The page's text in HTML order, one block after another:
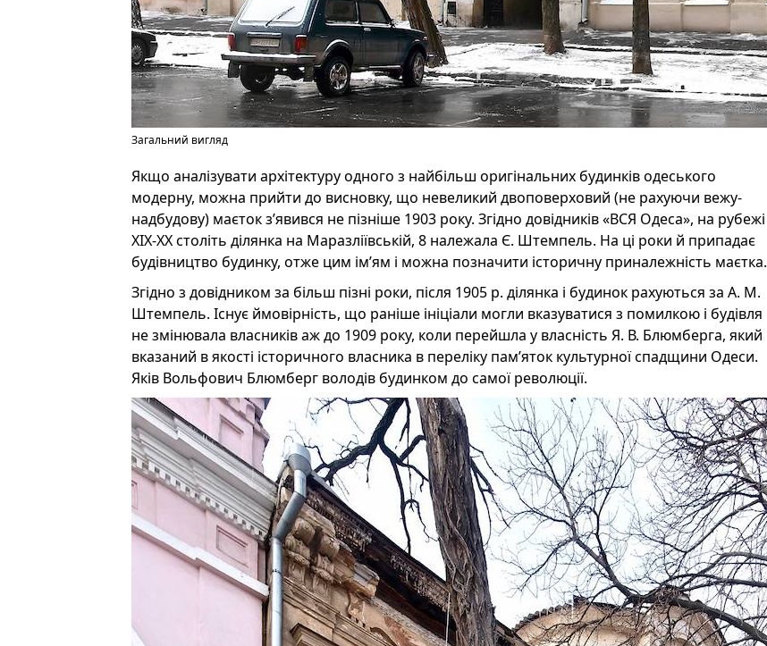
Загальний вигляд
Якщо аналізувати архітектуру одного з найбільш оригінальних будинків одеського
модерну, можна прийти до висновку, що невеликий двоповерховий (не рахуючи вежу-
надбудову) маєток з’явився не пізніше 1903 року. Згідно довідників «ВСЯ Одеса», на рубежі
XIX-XX століть ділянка на Маразліївській, 8 належала Є. Штемпель. На ці роки й припадає
будівництво будинку, отже цим ім’ям і можна позначити історичну приналежність маєтка.
Згідно з довідником за більш пізні роки, після 1905 р. ділянка і будинок рахуються за А. М.
Штемпель. Існує ймовірність, що раніше ініціали могли вказуватися з помилкою і будівля
не змінювала власників аж до 1909 року, коли перейшла у власність Я. В. Блюмберга, який
вказаний в якості історичного власника в переліку пам’яток культурної спадщини Одеси.
Яків Вольфович Блюмберг володів будинком до самої революції.